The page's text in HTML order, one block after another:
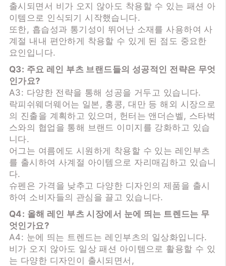
출시되면서 비가 오지 않아도 착용할 수 있는 패션 아
이템으로 인식되기 시작했습니다.
또한, 흡습성과 통기성이 뛰어난 소재를 사용하여 사
계절 내내 편안하게 착용할 수 있게 된 점도 중요한
요인입니다.
Q3: 주요 레인 부츠 브랜드들의 성공적인 전략은 무엇
인가요?
A3: 다양한 전략을 통해 성공을 거두고 있습니다.
락피쉬웨더웨어는 일본, 홍콩, 대만 등 해외 시장으로
의 진출을 계획하고 있으며, 헌터는 앤더슨벨, 스타벅
스와의 협업을 통해 브랜드 이미지를 강화하고 있습
니다.
어그는 여름에도 시원하게 착용할 수 있는 레인부츠
를 출시하여 사계절 아이템으로 자리매김하고 있습니
다.
슈펜은 가격을 낮추고 다양한 디자인의 제품을 출시
하여 소비자들의 관심을 끌고 있습니다.
Q4: 올해 레인 부츠 시장에서 눈에 띄는 트렌드는 무
엇인가요?
A4: 눈에 띄는 트렌드는 레인부츠의 일상화입니다.
비가 오지 않아도 일상 패션 아이템으로 활용할 수 있
는 다양한 디자인이 출시되면서,